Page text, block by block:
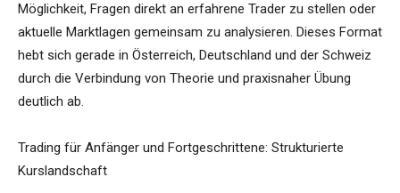
Möglichkeit, Fragen direkt an erfahrene Trader zu stellen oder
aktuelle Marktlagen gemeinsam zu analysieren. Dieses Format
hebt sich gerade in Österreich, Deutschland und der Schweiz
durch die Verbindung von Theorie und praxisnaher Übung
deutlich ab.
Trading für Anfänger und Fortgeschrittene: Strukturierte
Kurslandschaft